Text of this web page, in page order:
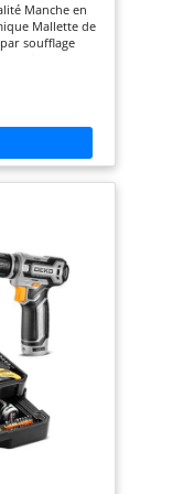
Manche en
Mallette de
soufflage
de sécurité et
utilisez le